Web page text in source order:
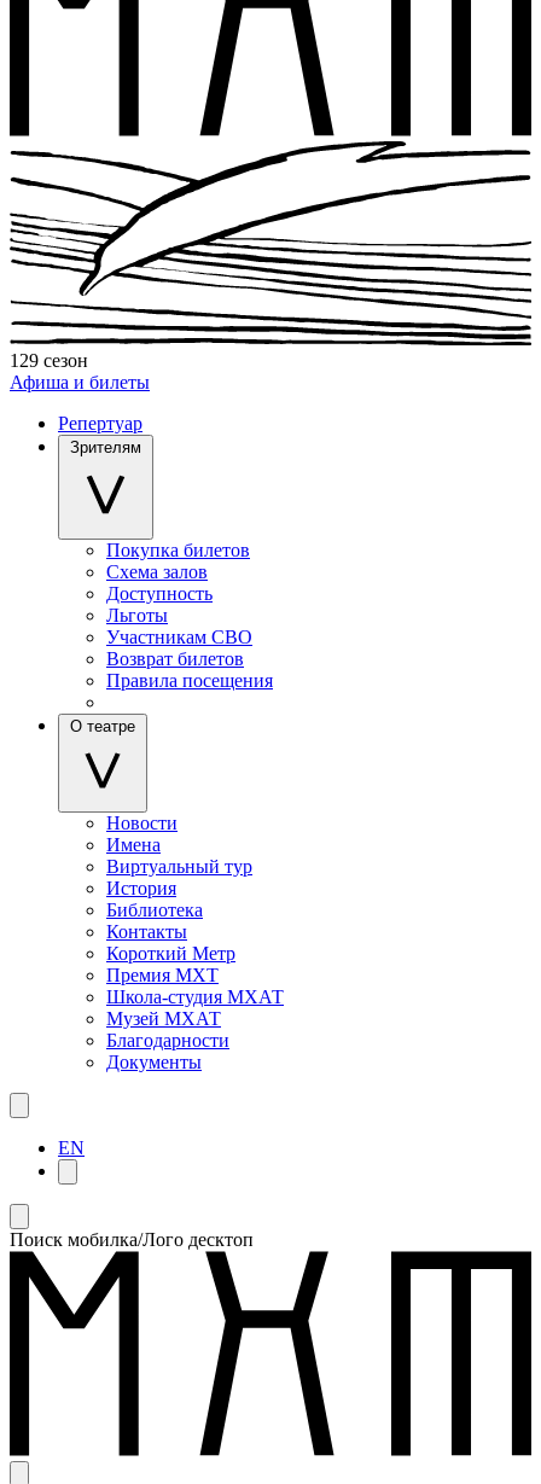
129 сезон
Афиша и билеты
Репертуар
Зрителям
Покупка билетов
Схема залов
Доступность
Льготы
Участникам СВО
Возврат билетов
Правила посещения
О театре
Новости
Имена
Виртуальный тур
История
Библиотека
Контакты
Короткий Метр
Премия МХТ
Школа-студия МХАТ
Музей МХАТ
Благодарности
Документы
EN
Поиск мобилка/Лого десктоп